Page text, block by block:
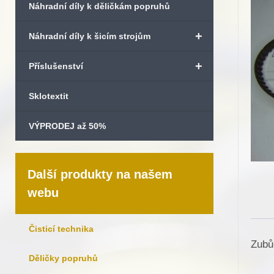
Náhradní díly k děličkám popruhů
+
Náhradní díly k šicím strojům
+
Příslušenství
Sklotextit
VÝPRODEJ až 50%
Další produkty na našem
webu
Čisticí technika
Děličky popruhů